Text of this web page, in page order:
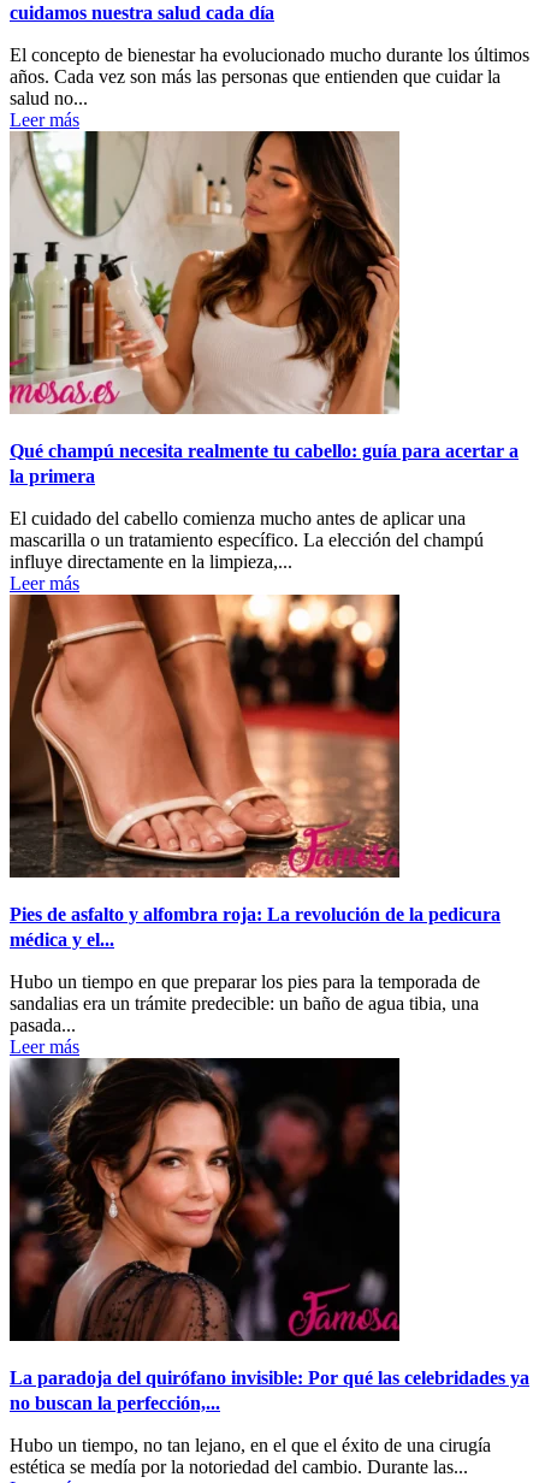
cuidamos nuestra salud cada día
El concepto de bienestar ha evolucionado mucho durante los últimos
años. Cada vez son más las personas que entienden que cuidar la
salud no...
Leer más
Qué champú necesita realmente tu cabello: guía para acertar a
la primera
El cuidado del cabello comienza mucho antes de aplicar una
mascarilla o un tratamiento específico. La elección del champú
influye directamente en la limpieza,...
Leer más
Pies de asfalto y alfombra roja: La revolución de la pedicura
médica y el...
Hubo un tiempo en que preparar los pies para la temporada de
sandalias era un trámite predecible: un baño de agua tibia, una
pasada...
Leer más
La paradoja del quirófano invisible: Por qué las celebridades ya
no buscan la perfección,...
Hubo un tiempo, no tan lejano, en el que el éxito de una cirugía
estética se medía por la notoriedad del cambio. Durante las...